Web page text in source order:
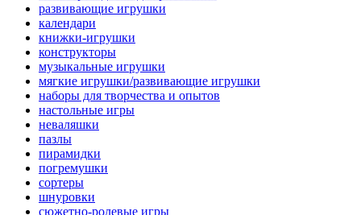
развивающие игрушки
календари
книжки-игрушки
конструкторы
музыкальные игрушки
мягкие игрушки/развивающие игрушки
наборы для творчества и опытов
настольные игры
неваляшки
пазлы
пирамидки
погремушки
сортеры
шнуровки
сюжетно-ролевые игры